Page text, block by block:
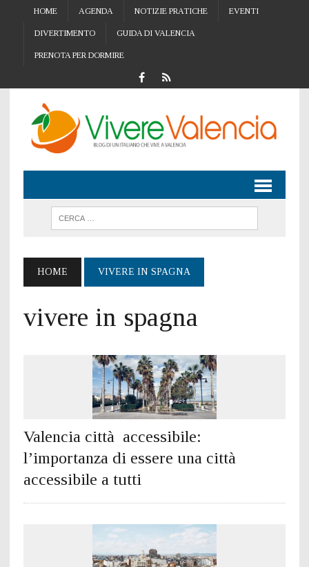
HOME AGENDA NOTIZIE PRATICHE EVENTI
DIVERTIMENTO GUIDA DI VALENCIA
PRENOTA PER DORMIRE
HOME VIVERE IN SPAGNA
vivere in spagna
Valencia città accessibile:
l’importanza di essere una città
accessibile a tutti